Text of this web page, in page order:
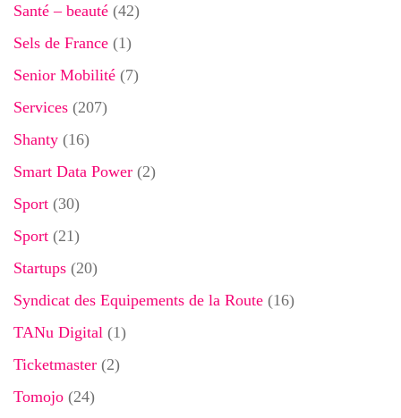
Santé – beauté (42)
Sels de France (1)
Senior Mobilité (7)
Services (207)
Shanty (16)
Smart Data Power (2)
Sport (30)
Sport (21)
Startups (20)
Syndicat des Equipements de la Route (16)
TANu Digital (1)
Ticketmaster (2)
Tomojo (24)